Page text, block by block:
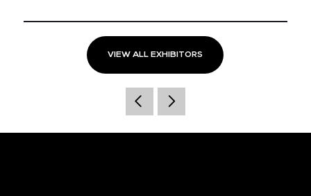
VIEW ALL EXHIBITORS